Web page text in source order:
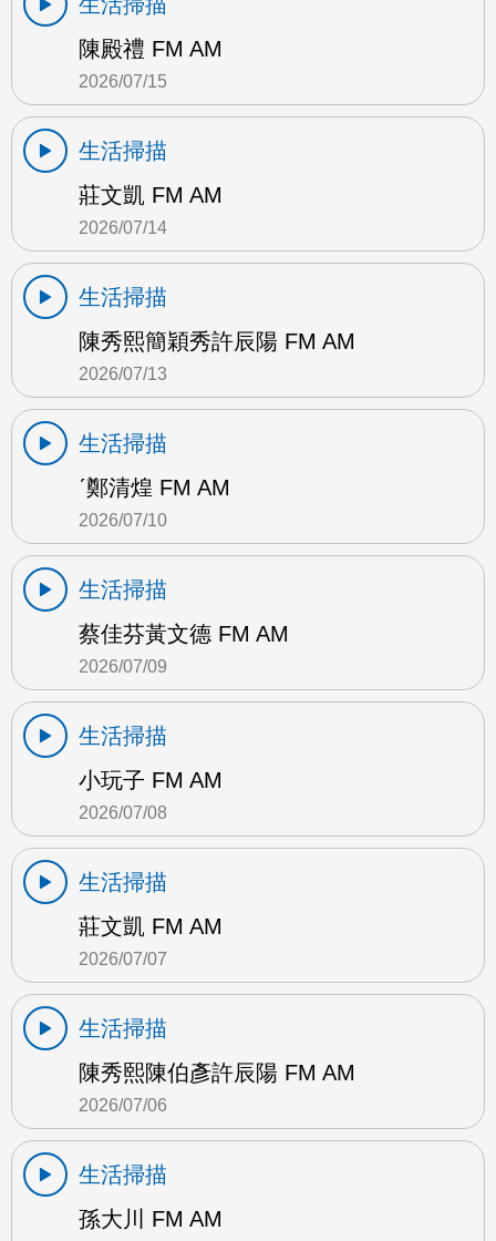
陳殿禮 FM AM
2026/07/15
生活掃描
莊文凱 FM AM
2026/07/14
生活掃描
陳秀熙簡穎秀許辰陽 FM AM
2026/07/13
生活掃描
ˊ鄭清煌 FM AM
2026/07/10
生活掃描
蔡佳芬黃文德 FM AM
2026/07/09
生活掃描
小玩子 FM AM
2026/07/08
生活掃描
莊文凱 FM AM
2026/07/07
生活掃描
陳秀熙陳伯彥許辰陽 FM AM
2026/07/06
生活掃描
孫大川 FM AM